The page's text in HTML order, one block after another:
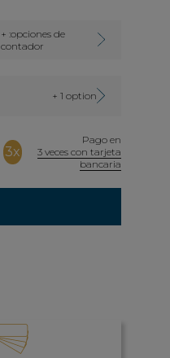
+ :opciones de
contador
+ 1 option
3x
Pago en
3 veces con tarjeta
bancaria